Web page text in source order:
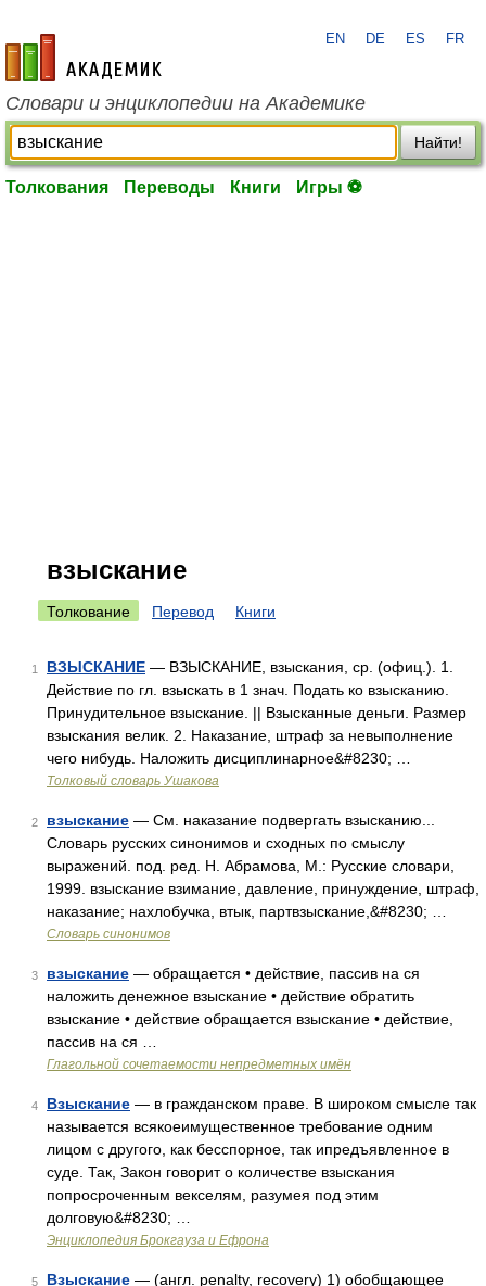
academic.ru
EN DE ES FR
Словари и энциклопедии на Академике
Найти!
Толкования Переводы Книги Игры ⚽
взыскание
Толкование Перевод Книги
1 ВЗЫСКАНИЕ — ВЗЫСКАНИЕ, взыскания, ср. (офиц.). 1.
Действие по гл. взыскать в 1 знач. Подать ко взысканию.
Принудительное взыскание. || Взысканные деньги. Размер
взыскания велик. 2. Наказание, штраф за невыполнение
чего нибудь. Наложить дисциплинарное&#8230; …
Толковый словарь Ушакова
2 взыскание — См. наказание подвергать взысканию...
Словарь русских синонимов и сходных по смыслу
выражений. под. ред. Н. Абрамова, М.: Русские словари,
1999. взыскание взимание, давление, принуждение, штраф,
наказание; нахлобучка, втык, партвзыскание,&#8230; …
Словарь синонимов
3 взыскание — обращается • действие, пассив на ся
наложить денежное взыскание • действие обратить
взыскание • действие обращается взыскание • действие,
пассив на ся …
Глагольной сочетаемости непредметных имён
4 Взыскание — в гражданском праве. В широком смысле так
называется всякоеимущественное требование одним
лицом с другого, как бесспорное, так ипредъявленное в
суде. Так, Закон говорит о количестве взыскания
попросроченным векселям, разумея под этим
долговую&#8230; …
Энциклопедия Брокгауза и Ефрона
5 Взыскание — (англ. penalty, recovery) 1) обобщающее